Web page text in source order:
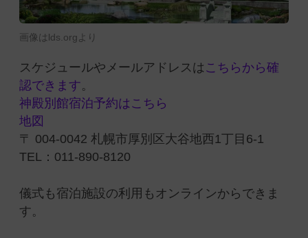
画像はlds.orgより
スケジュールやメールアドレスは こちらから確
認できます。
神殿別館宿泊予約はこちら
地図
〒 004-0042 札幌市厚別区大谷地西1丁目6-1
TEL：011-890-8120
儀式も宿泊施設の利用もオンラインからできま
す。